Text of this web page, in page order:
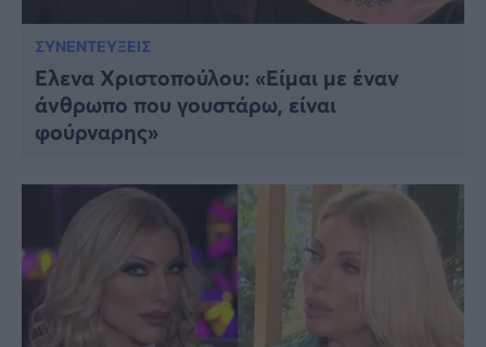
ΣΥΝΕΝΤΕΥΞΕΙΣ
Έλενα Χριστοπούλου: «Είμαι με έναν
άνθρωπο που γουστάρω, είναι
φούρναρης»